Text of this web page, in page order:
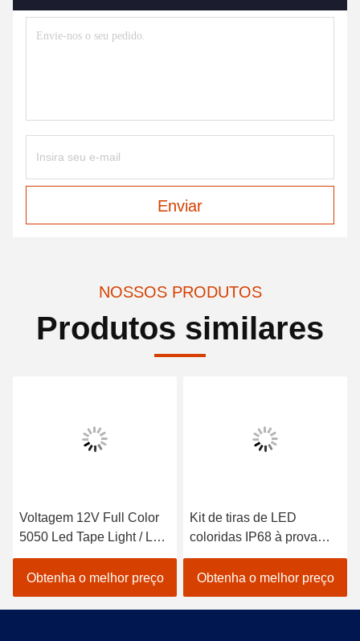
Enviar
NOSSOS PRODUTOS
Produtos similares
Voltagem 12V Full Color
5050 Led Tape Light / Led
Strip Light com
classificação de
resistência à água IP65
Obtenha o melhor preço
Kit de tiras de LED
coloridas IP68 à prova
d'água para decoração
interior
Obtenha o melhor preço